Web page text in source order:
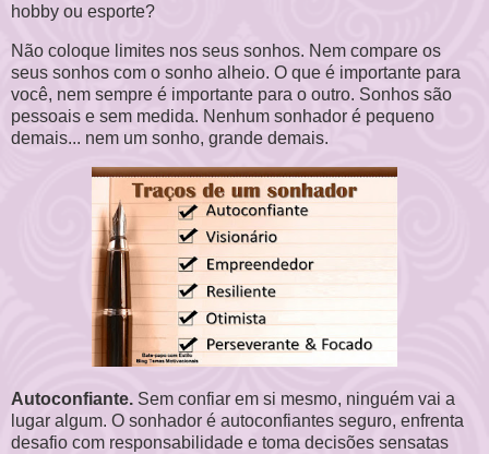
hobby ou esporte?
Não coloque limites nos seus sonhos. Nem compare os
seus sonhos com o sonho alheio. O que é importante para
você, nem sempre é importante para o outro. Sonhos são
pessoais e sem medida. Nenhum sonhador é pequeno
demais... nem um sonho, grande demais.
Autoconfiante. Sem confiar em si mesmo, ninguém vai a
lugar algum. O sonhador é autoconfiantes seguro, enfrenta
desafio com responsabilidade e toma decisões sensatas